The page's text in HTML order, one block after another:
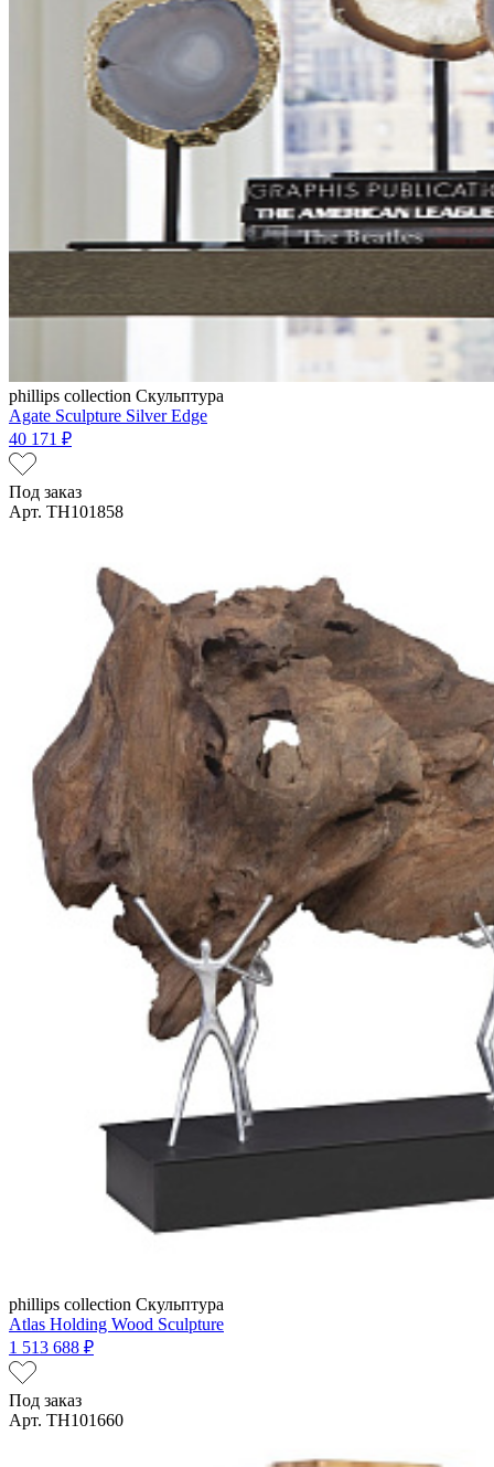
phillips collection Скульптура
Agate Sculpture Silver Edge
40 171 ₽
Под заказ
Арт. TH101858
phillips collection Скульптура
Atlas Holding Wood Sculpture
1 513 688 ₽
Под заказ
Арт. TH101660